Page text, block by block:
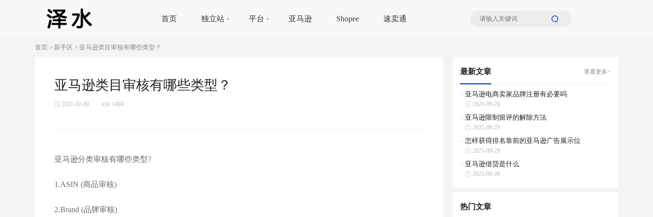
首页 独立站 平台 亚马逊 Shopee 速卖通
首页 > 新手区 > 亚马逊类目审核有哪些类型？
亚马逊类目审核有哪些类型？
2021-02-09 1404
亚马逊分类审核有哪些类型?
1.ASIN (商品审核)
2.Brand (品牌审核)
最新文章 查看更多>
亚马逊电商卖家品牌注册有必要吗
2021-09-29
亚马逊限制留评的解除方法
2021-09-29
怎样获得排名靠前的亚马逊广告展示位
2021-09-29
亚马逊借贷是什么
2021-09-29
热门文章